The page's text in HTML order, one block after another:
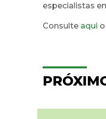
especialistas
Consulte aqui